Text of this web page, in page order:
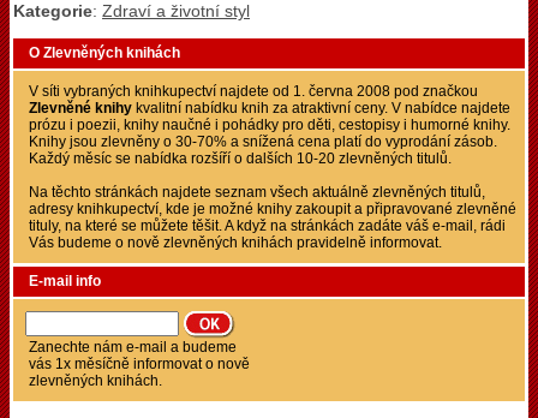
Kategorie: Zdraví a životní styl
O Zlevněných knihách
V síti vybraných knihkupectví najdete od 1. června 2008 pod značkou
Zlevněné knihy kvalitní nabídku knih za atraktivní ceny. V nabídce najdete
prózu i poezii, knihy naučné i pohádky pro děti, cestopisy i humorné knihy.
Knihy jsou zlevněny o 30-70% a snížená cena platí do vyprodání zásob.
Každý měsíc se nabídka rozšíří o dalších 10-20 zlevněných titulů.
Na těchto stránkách najdete seznam všech aktuálně zlevněných titulů,
adresy knihkupectví, kde je možné knihy zakoupit a připravované zlevněné
tituly, na které se můžete těšit. A když na stránkách zadáte váš e-mail, rádi
Vás budeme o nově zlevněných knihách pravidelně informovat.
E-mail info
Zanechte nám e-mail a budeme
vás 1x měsíčně informovat o nově
zlevněných knihách.